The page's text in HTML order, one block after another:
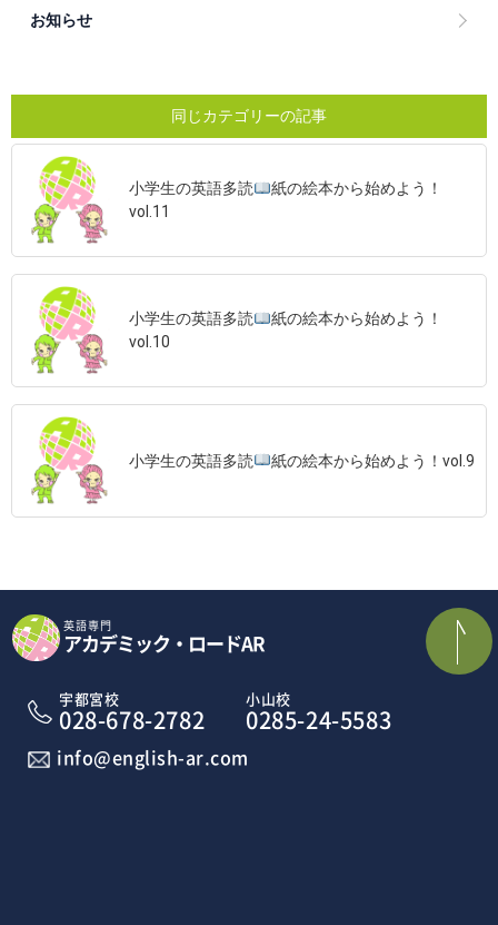
お知らせ
同じカテゴリーの記事
小学生の英語多読
紙の絵本から始めよう！
vol.11
小学生の英語多読
紙の絵本から始めよう！
vol.10
小学生の英語多読 紙の絵本から始めよう！vol.9
英語専門
アカデミック・ロードAR
宇都宮校
028-678-2782
小山校
0285-24-5583
info@english-ar.com